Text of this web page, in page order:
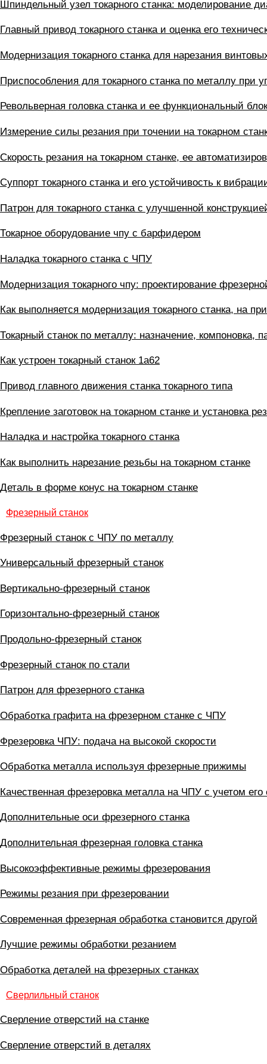
Шпиндельный узел токарного станка: моделирование
Главный привод токарного станка и оценка его
Модернизация токарного станка для нарезания
Приспособления для токарного станка по металлу при
Револьверная головка станка и ее функциональный
Измерение силы резания при точении на токарном
Скорость резания на токарном станке, ее
Суппорт токарного станка и его устойчивость к
Патрон для токарного станка с улучшенной
Токарное оборудование чпу с барфидером
Наладка токарного станка с ЧПУ
Модернизация токарного чпу: проектирование
Как выполняется модернизация токарного станка, на
Токарный станок по металлу: назначение, компоновка,
Как устроен токарный станок 1а62
Привод главного движения станка токарного типа
Крепление заготовок на токарном станке и установка
Наладка и настройка токарного станка
Как выполнить нарезание резьбы на токарном станке
Деталь в форме конус на токарном станке
Фрезерный станок
Фрезерный станок с ЧПУ по металлу
Универсальный фрезерный станок
Вертикально-фрезерный станок
Горизонтально-фрезерный станок
Продольно-фрезерный станок
Фрезерный станок по стали
Патрон для фрезерного станка
Обработка графита на фрезерном станке с ЧПУ
Фрезеровка ЧПУ: подача на высокой скорости
Обработка металла используя фрезерные прижимы
Качественная фрезеровка металла на ЧПУ с учетом его
Дополнительные оси фрезерного станка
Дополнительная фрезерная головка станка
Высокоэффективные режимы фрезерования
Режимы резания при фрезеровании
Современная фрезерная обработка становится другой
Лучшие режимы обработки резанием
Обработка деталей на фрезерных станках
Сверлильный станок
Сверление отверстий на станке
Сверление отверстий в деталях